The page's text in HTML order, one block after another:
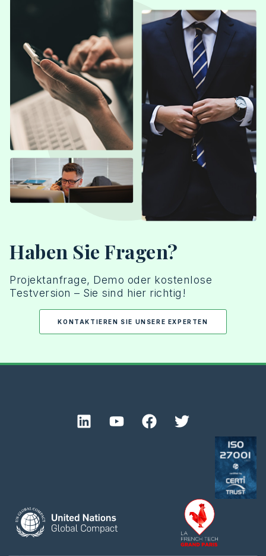
Haben Sie Fragen?
Projektanfrage, Demo oder kostenlose
Testversion – Sie sind hier richtig!
KONTAKTIEREN SIE UNSERE EXPERTEN